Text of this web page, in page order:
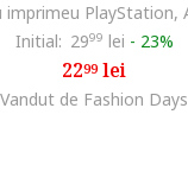
Initial: 2999 lei - 23%
2299lei
Vandut de Fashion Days